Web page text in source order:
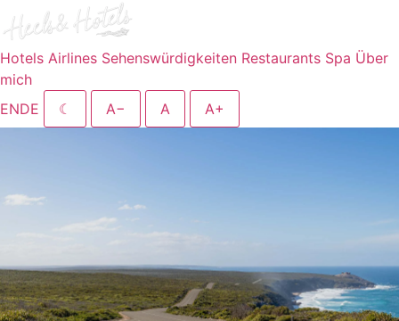
Hotels Airlines Sehenswürdigkeiten Restaurants Spa Über
mich
ENDE ☾ A− A A+